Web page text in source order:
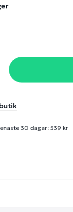
30 dagar: 539 kr